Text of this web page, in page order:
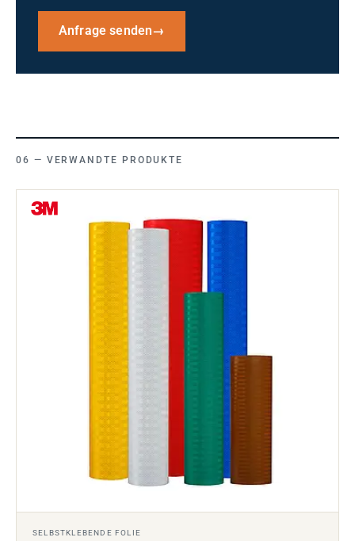
Anfrage senden→
VERWANDTE PRODUKTE
SELBSTKLEBENDE FOLIE